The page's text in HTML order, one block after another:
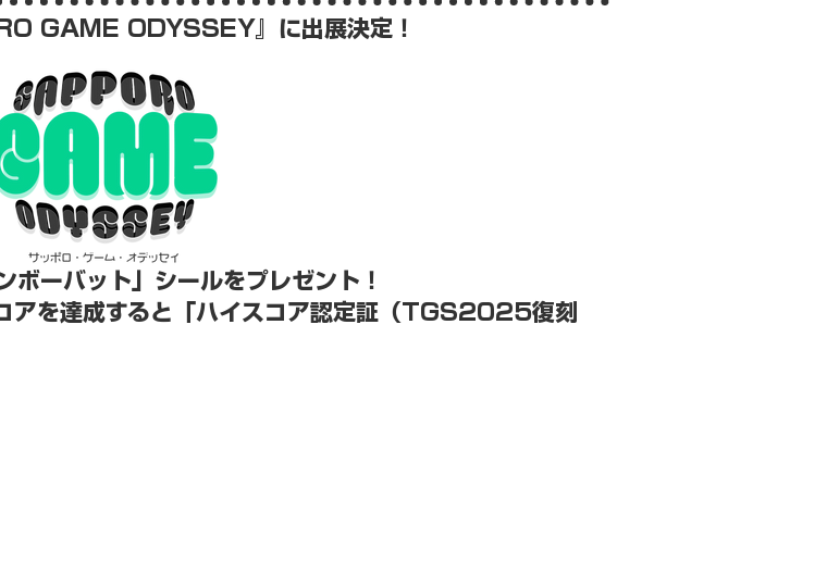
GAME ODYSSEY』に出展決定！
ボーバット」シールをプレゼント！
アを達成すると「ハイスコア認定証（TGS2025復刻